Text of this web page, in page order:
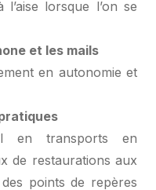
lorsque l’on se
et les mails
en autonomie et
en transports en
de restaurations aux
points de repères